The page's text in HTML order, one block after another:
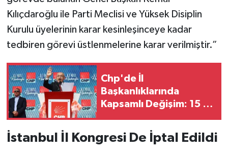
Kılıçdaroğlu ile Parti Meclisi ve Yüksek Disiplin
Kurulu üyelerinin karar kesinleşinceye kadar
tedbiren görevi üstlenmelerine karar verilmiştir.”
Chp'de İl
Başkanlıklarında
Kapsamlı Değişim: 15 İle
Yönetimi Görevden
Alındı
İstanbul İl Kongresi De İptal Edildi